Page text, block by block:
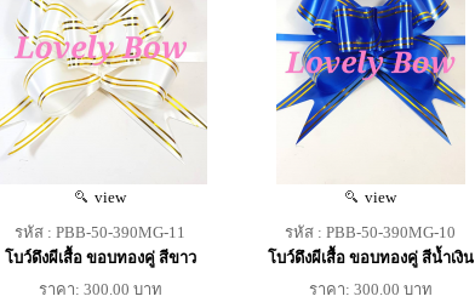
view
รหัส : PBB-50-390MG-11
โบว์ดึงผีเสื้อ ขอบทองคู่ สีขาว
ราคา: 300.00 บาท
view
รหัส : PBB-50-390MG-10
โบว์ดึงผีเสื้อ ขอบทองคู่ สีน้ำเงิน
ราคา: 300.00 บาท